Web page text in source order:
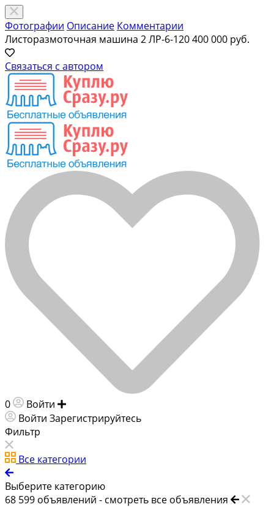
Фотографии Описание Комментарии
Листоразмоточная машина 2 ЛР-6-120400 000 руб.
Связаться с автором
0 Войти
Войти Зарегистрируйтесь
Фильтр
Все категории
Выберите категорию
68 599 объявлений - смотреть все объявления